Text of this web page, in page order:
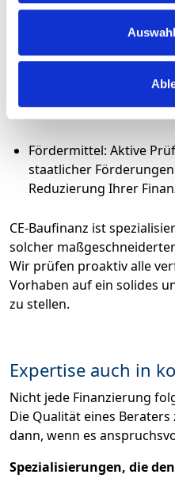
Tilgungssatzwechseln.
Zinsbindung: Eine
auf die aktuelle
Risikobereitschaft.
Fördermittel: Aktive
staatlicher
Reduzierung Ihrer
CE-Baufinanz ist
solcher
Wir prüfen proaktiv alle
Vorhaben auf ein solides
zu stellen.
Expertise auch in
Nicht jede Finanzierung
Die Qualität eines
dann, wenn es
Spezialisierungen, die